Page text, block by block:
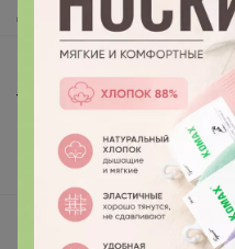
Доставка
Шоурумы
Торговые марки
Наша команда
В наличии
Подарочные сертификаты